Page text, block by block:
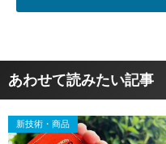
あわせて読みたい記事
新技術・商品